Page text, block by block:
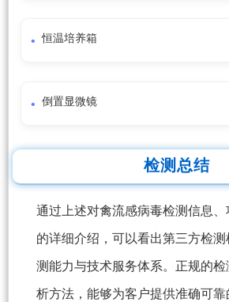
恒温培养箱
倒置显微镜
检测总结
通过上述对禽流感病毒检测信息
的详细介绍，可以看出第三方检
测能力与技术服务体系。正规的
析方法，能够为客户提供准确可